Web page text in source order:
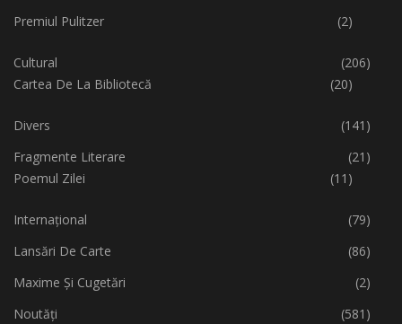
Premiul Pulitzer
(2)
Cultural
(206)
Cartea De La Bibliotecă
(20)
Divers
(141)
Fragmente Literare
(21)
Poemul Zilei
(11)
Internațional
(79)
Lansări De Carte
(86)
Maxime Și Cugetări
(2)
Noutăți
(581)